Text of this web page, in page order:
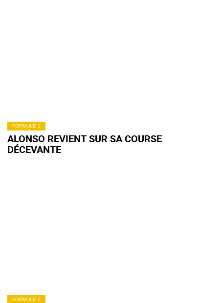
FORMULE 1
ALONSO REVIENT SUR SA COURSE
DÉCEVANTE
FORMULE 1